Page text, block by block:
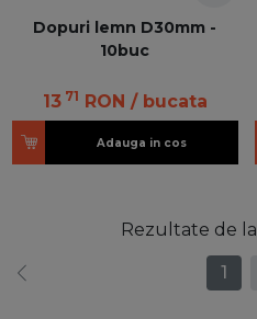
Dopuri lemn D30mm -
10buc
13 71 RON / bucata
Adauga in cos
Rezultate de la
1